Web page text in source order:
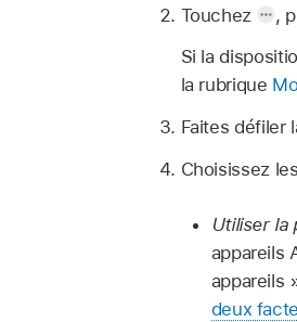
Touchez
,
Si la
la rubrique
Faites défiler
Choisissez
Utiliser la
appareils
appareils
deux